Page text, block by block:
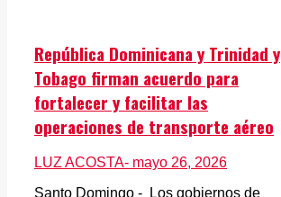
República Dominicana y Trinidad y
Tobago firman acuerdo para
fortalecer y facilitar las
operaciones de transporte aéreo
LUZ ACOSTA- mayo 26, 2026
Santo Domingo - Los gobiernos de